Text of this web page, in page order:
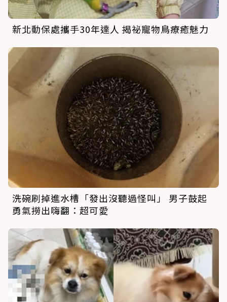
新北動保處攜手30年達人 揭祕寵物鳥療癒魅力
洗碗刷掉進水槽「發出沒聽過怪叫」 男子鼓起
勇氣撈出嗨翻：超可愛